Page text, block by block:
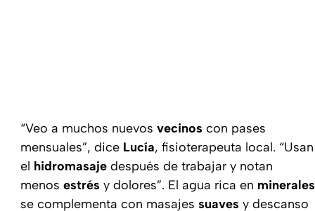
“Veo a muchos nuevos vecinos con pases
mensuales”, dice Lucía, fisioterapeuta local. “Usan
el hidromasaje después de trabajar y notan
menos estrés y dolores”. El agua rica en minerales
se complementa con masajes suaves y descanso